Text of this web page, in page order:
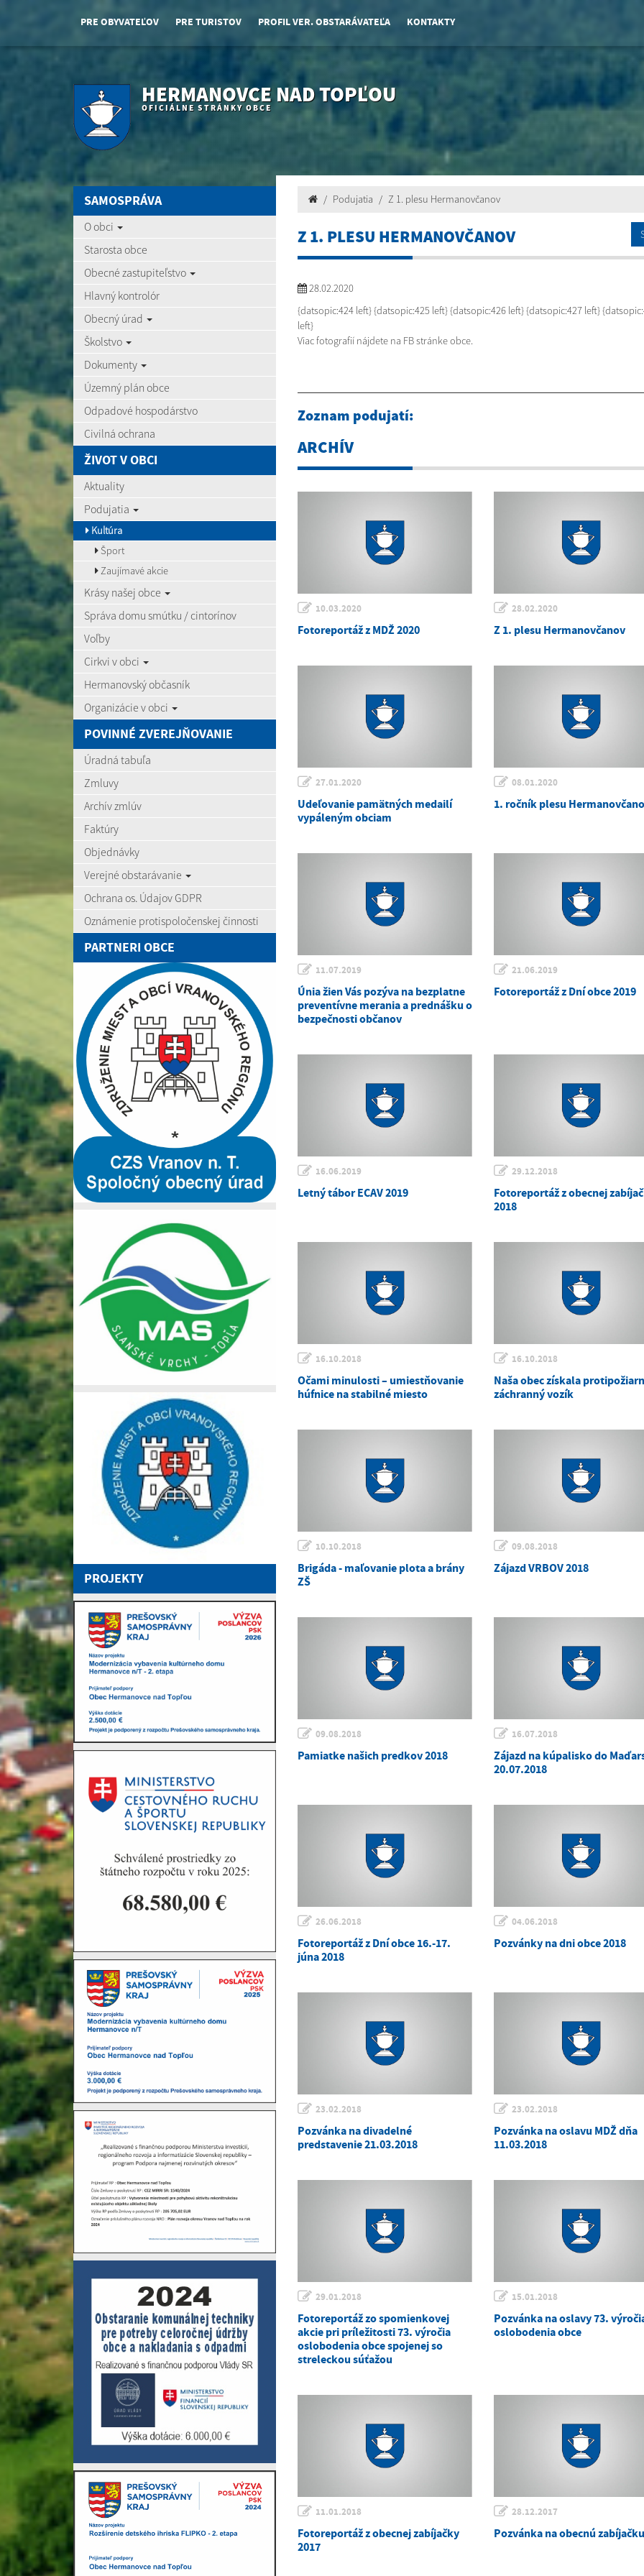
PRE OBYVATEĽOV PRE TURISTOV PROFIL VER. OBSTARÁVATEĽA KONTAKTY
HERMANOVCE NAD TOPĽOU
OFICIÁLNE STRÁNKY OBCE
SAMOSPRÁVA
O obci
Starosta obce
Obecné zastupiteľstvo
Hlavný kontrolór
Obecný úrad
Školstvo
Dokumenty
Územný plán obce
Odpadové hospodárstvo
Civilná ochrana
ŽIVOT V OBCI
Aktuality
Podujatia
Kultúra
Šport
Zaujímavé akcie
Krásy našej obce
Správa domu smútku / cintorínov
Voľby
Cirkvi v obci
Hermanovský občasník
Organizácie v obci
POVINNÉ ZVEREJŇOVANIE
Úradná tabuľa
Zmluvy
Archív zmlúv
Faktúry
Objednávky
Verejné obstarávanie
Ochrana os. Údajov GDPR
Oznámenie protispoločenskej činnosti
PARTNERI OBCE
PROJEKTY
Podujatia Z 1. plesu Hermanovčanov
Z 1. PLESU HERMANOVČANOV
28.02.2020
{datsopic:424 left} {datsopic:425 left} {datsopic:426 left} {datsopic:427 left}
left}
Viac fotografií nájdete na FB stránke obce.
Zoznam podujatí:
ARCHÍV
10.03.2020
Fotoreportáž z MDŽ 2020
28.02.2020
Z 1. plesu Hermanovčanov
27.01.2020
Udeľovanie pamätných medailí
vypáleným obciam
08.01.2020
1. ročník plesu
11.07.2019
Únia žien Vás pozýva na bezplatne
preventívne merania a prednášku o
bezpečnosti občanov
21.06.2019
Fotoreportáž z Dní obce 2019
16.06.2019
Letný tábor ECAV 2019
29.12.2018
Fotoreportáž z obecnej
2018
16.10.2018
Očami minulosti – umiestňovanie
húfnice na stabilné miesto
16.10.2018
Naša obec získala
záchranný vozík
10.10.2018
Brigáda - maľovanie plota a brány
ZŠ
09.08.2018
Zájazd VRBOV 2018
09.08.2018
Pamiatke našich predkov 2018
16.07.2018
Zájazd na kúpalisko do
20.07.2018
26.06.2018
Fotoreportáž z Dní obce 16.-17.
júna 2018
04.06.2018
Pozvánky na dni obce 2018
23.02.2018
Pozvánka na divadelné
predstavenie 21.03.2018
23.02.2018
Pozvánka na oslavu MDŽ dňa
11.03.2018
29.01.2018
Fotoreportáž zo spomienkovej
akcie pri príležitosti 73. výročia
oslobodenia obce spojenej so
streleckou súťažou
15.01.2018
Pozvánka na oslavy 73.
oslobodenia obce
11.01.2018
Fotoreportáž z obecnej zabíjačky
2017
28.12.2017
Pozvánka na obecnú zabíjačku